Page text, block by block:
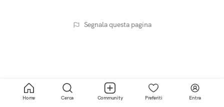
Segnala questa pagina
Home Cerca Community Preferiti Entra